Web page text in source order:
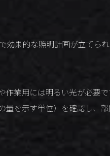
果的な照明計画が立てられ
業用には明るい光が必要
を示す単位）を確認し、